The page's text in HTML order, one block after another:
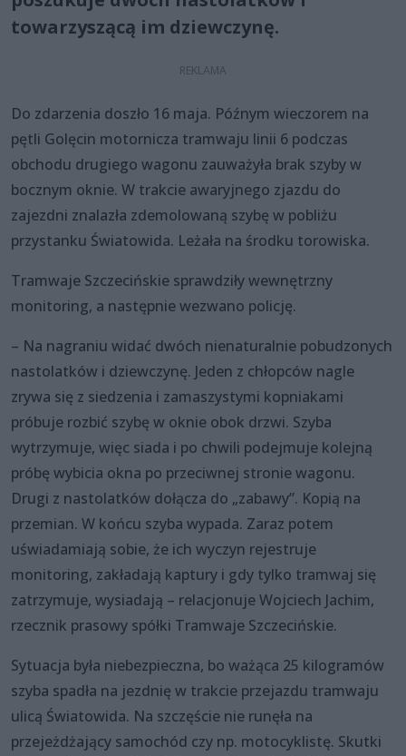
towarzyszącą im dziewczynę.
Do zdarzenia doszło 16 maja. Późnym wieczorem na
pętli Golęcin motornicza tramwaju linii 6 podczas
obchodu drugiego wagonu zauważyła brak szyby w
bocznym oknie. W trakcie awaryjnego zjazdu do
zajezdni znalazła zdemolowaną szybę w pobliżu
przystanku Światowida. Leżała na środku torowiska.
Tramwaje Szczecińskie sprawdziły wewnętrzny
monitoring, a następnie wezwano policję.
– Na nagraniu widać dwóch nienaturalnie pobudzonych
nastolatków i dziewczynę. Jeden z chłopców nagle
zrywa się z siedzenia i zamaszystymi kopniakami
próbuje rozbić szybę w oknie obok drzwi. Szyba
wytrzymuje, więc siada i po chwili podejmuje kolejną
próbę wybicia okna po przeciwnej stronie wagonu.
Drugi z nastolatków dołącza do „zabawy”. Kopią na
przemian. W końcu szyba wypada. Zaraz potem
uświadamiają sobie, że ich wyczyn rejestruje
monitoring, zakładają kaptury i gdy tylko tramwaj się
zatrzymuje, wysiadają – relacjonuje Wojciech Jachim,
rzecznik prasowy spółki Tramwaje Szczecińskie.
Sytuacja była niebezpieczna, bo ważąca 25 kilogramów
szyba spadła na jezdnię w trakcie przejazdu tramwaju
ulicą Światowida. Na szczęście nie runęła na
przejeżdżający samochód czy np. motocyklistę. Skutki